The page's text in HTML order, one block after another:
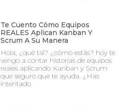
Te Cuento Cómo Equipos
REALES Aplican Kanban Y
Scrum A Su Manera
Hola, ¿qué tal? ¿cómo estás? hoy te
vengo a contar historias de equipos
reales aplicando Kanban y Scrum
que seguro que te ayuda. ¿Has
intentado